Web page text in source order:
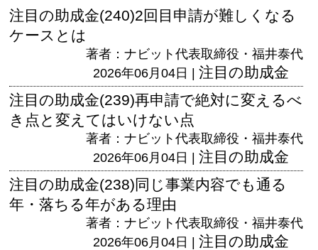
注目の助成金(240)2回目申請が難しくなる
ケースとは
著者：ナビット代表取締役・福井泰代
2026年06月04日 | 注目の助成金
注目の助成金(239)再申請で絶対に変えるべ
き点と変えてはいけない点
著者：ナビット代表取締役・福井泰代
2026年06月04日 | 注目の助成金
注目の助成金(238)同じ事業内容でも通る
年・落ちる年がある理由
著者：ナビット代表取締役・福井泰代
2026年06月04日 | 注目の助成金